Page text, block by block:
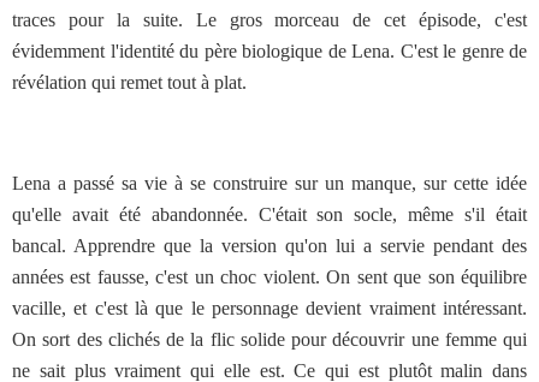
traces pour la suite. Le gros morceau de cet épisode, c'est
évidemment l'identité du père biologique de Lena. C'est le genre de
révélation qui remet tout à plat.
Lena a passé sa vie à se construire sur un manque, sur cette idée
qu'elle avait été abandonnée. C'était son socle, même s'il était
bancal. Apprendre que la version qu'on lui a servie pendant des
années est fausse, c'est un choc violent. On sent que son équilibre
vacille, et c'est là que le personnage devient vraiment intéressant.
On sort des clichés de la flic solide pour découvrir une femme qui
ne sait plus vraiment qui elle est. Ce qui est plutôt malin dans